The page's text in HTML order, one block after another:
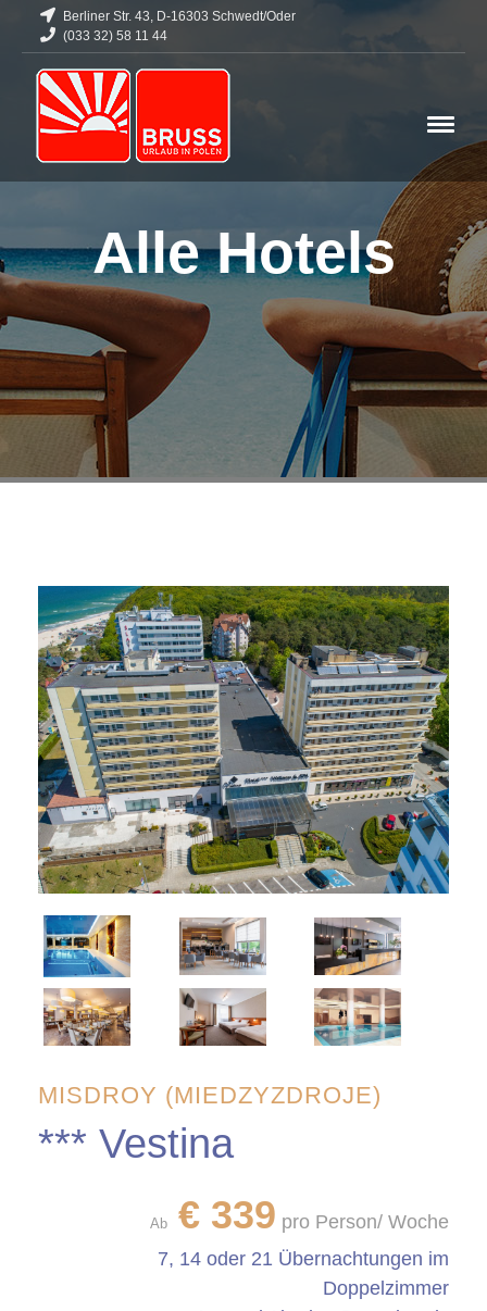
Berliner Str. 43, D-16303 Schwedt/Oder
(033 32) 58 11 44
Alle Hotels
MISDROY (MIEDZYZDROJE)
*** Vestina
Ab € 339 pro Person/ Woche
7, 14 oder 21 Übernachtungen im
Doppelzimmer